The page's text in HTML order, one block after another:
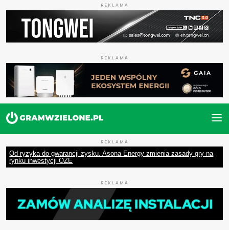
REKLAMA
REKLAMA
REKLAMA
Od ryzyka do gwarancji zysku. Asona Energy zmienia zasady gry na
rynku inwestycji OZE
REKLAMA